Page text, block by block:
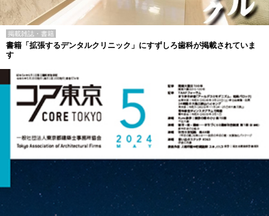
掲載雑誌・書籍
書籍「拡張するデンタルクリニック」にすずしろ歯科が掲載されていま
す